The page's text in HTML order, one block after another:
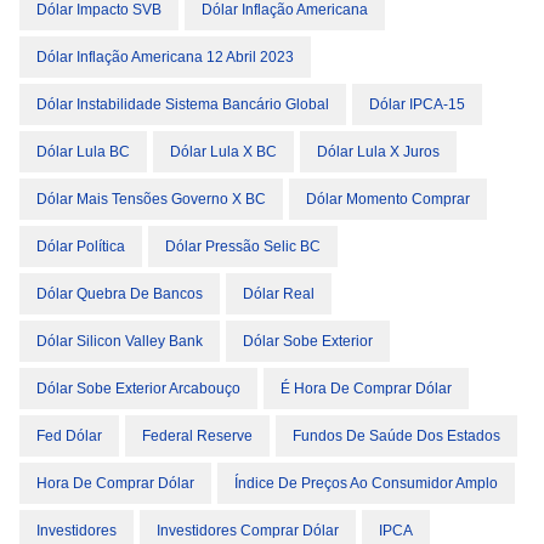
Dólar Impacto SVB Dólar Inflação Americana
Dólar Inflação Americana 12 Abril 2023
Dólar Instabilidade Sistema Bancário Global Dólar IPCA-15
Dólar Lula BC Dólar Lula X BC Dólar Lula X Juros
Dólar Mais Tensões Governo X BC Dólar Momento Comprar
Dólar Política Dólar Pressão Selic BC
Dólar Quebra De Bancos Dólar Real
Dólar Silicon Valley Bank Dólar Sobe Exterior
Dólar Sobe Exterior Arcabouço É Hora De Comprar Dólar
Fed Dólar Federal Reserve Fundos De Saúde Dos Estados
Hora De Comprar Dólar Índice De Preços Ao Consumidor Amplo
Investidores Investidores Comprar Dólar IPCA